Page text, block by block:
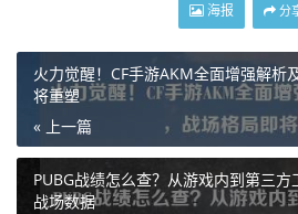
海报 分
火力觉醒！CF手游AKM全面增强解析
将重塑
« 上一篇
PUBG战绩怎么查？从游戏内到第三
战场数据